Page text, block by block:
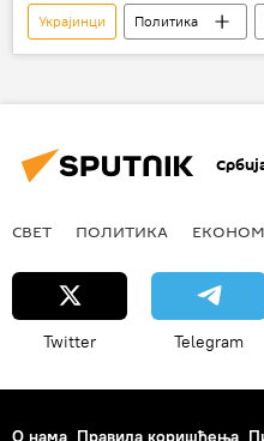
Украјинци Политика
Русија
Свет
СВЕТ ПОЛИТИКА
Twitter Telegram
О нама Правила коришћења